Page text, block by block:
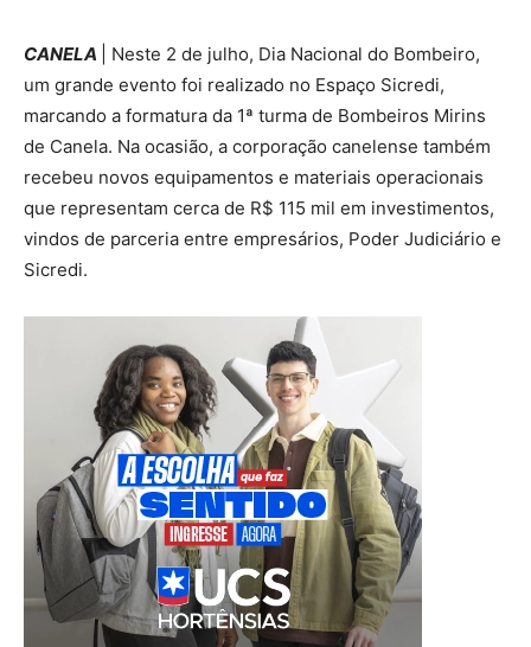
CANELA
| Neste 2 de julho, Dia Nacional do Bombeiro,
um grande evento foi realizado no Espaço Sicredi,
marcando a formatura da 1ª turma de Bombeiros Mirins
de Canela. Na ocasião, a corporação canelense também
recebeu novos equipamentos e materiais operacionais
que representam cerca de R$ 115 mil em investimentos,
vindos de parceria entre empresários, Poder Judiciário e
Sicredi.